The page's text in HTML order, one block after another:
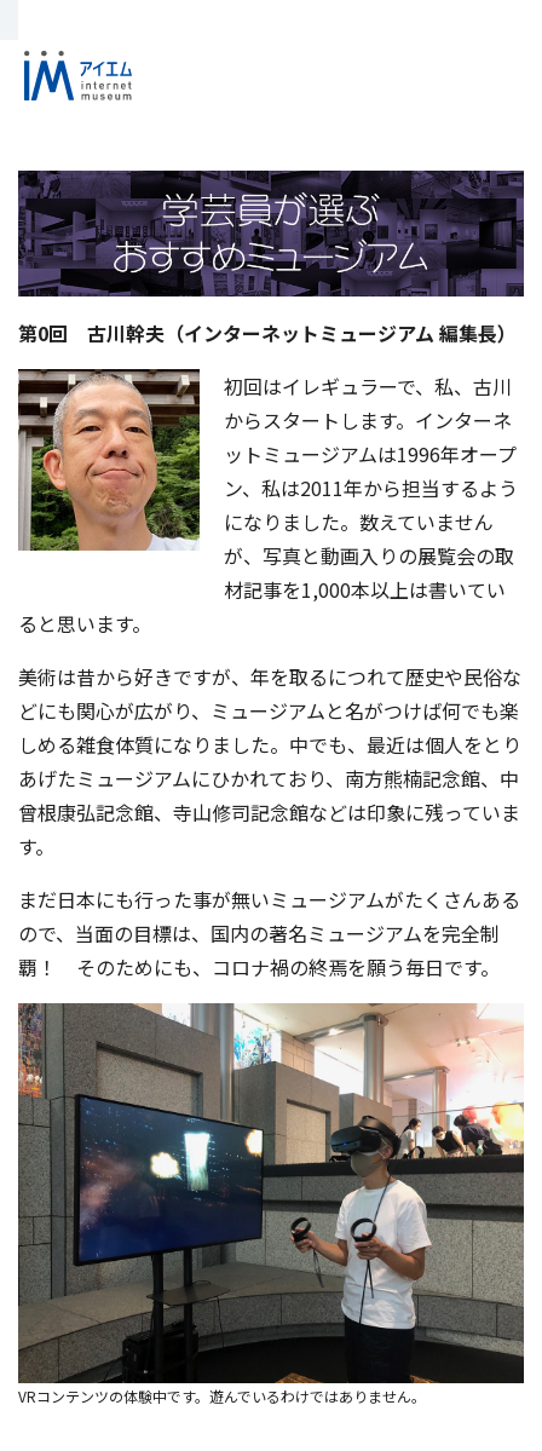
第0回 古川幹夫（インターネットミュージアム 編集長）
初回はイレギュラーで、私、古川
からスタートします。インターネ
ットミュージアムは1996年オープ
ン、私は2011年から担当するよう
になりました。数えていません
が、写真と動画入りの展覧会の取
材記事を1,000本以上は書いてい
ると思います。
美術は昔から好きですが、年を取るにつれて歴史や民俗な
どにも関心が広がり、ミュージアムと名がつけば何でも楽
しめる雑食体質になりました。中でも、最近は個人をとり
あげたミュージアムにひかれており、南方熊楠記念館、中
曾根康弘記念館、寺山修司記念館などは印象に残っていま
す。
まだ日本にも行った事が無いミュージアムがたくさんある
ので、当面の目標は、国内の著名ミュージアムを完全制
覇！ そのためにも、コロナ禍の終焉を願う毎日です。
VRコンテンツの体験中です。遊んでいるわけではありません。